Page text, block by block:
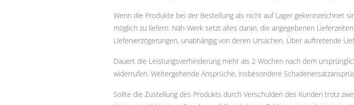
Wenn die Produkte bei der Bestellung als nicht auf Lager gekennzeichnet
möglich zu liefern. Näh-Werk setzt alles daran, die angegebenen
Lieferverzögerungen, unabhängig von deren Ursachen. Über auftretende
Dauert die Leistungsverhinderung mehr als 2 Wochen nach dem
widerrufen. Weitergehende Ansprüche, insbesondere
Sollte die Zustellung des Produkts durch Verschulden des Kunden trotz